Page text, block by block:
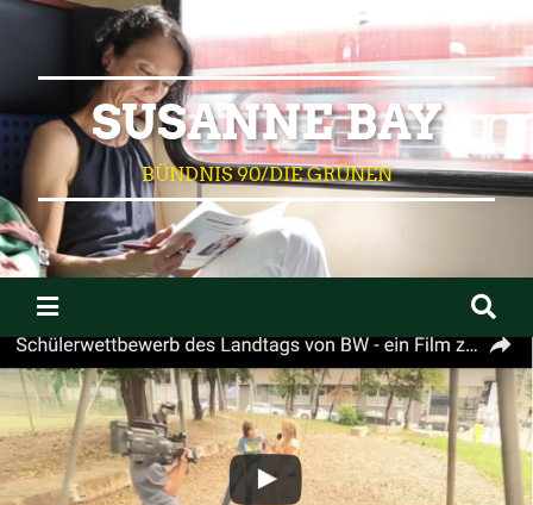
SUSANNE BAY
BÜNDNIS 90/DIE GRÜNEN